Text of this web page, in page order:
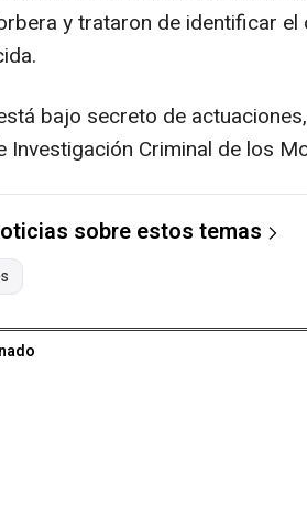
y trataron de identificar
bajo secreto de
Investigación Criminal de los
sobre estos temas